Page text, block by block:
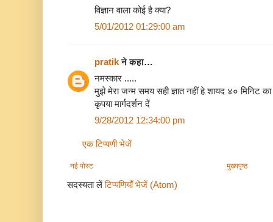
विज्ञान वाला कोई है क्या?
5/01/2012 01:29:00 am
pratikने कहा…
नमस्कार .....
मुझे मेरा जन्म समय सही ज्ञात नहीं हे शायद ४० मिनिट
कृपया मार्गदर्शन दें
9/28/2012 12:34:00 pm
एक टिप्पणी भेजें
नई पोस्ट मुख्यपृष्ठ
सदस्यता लेंटिप्पणियाँ भेजें (Atom)